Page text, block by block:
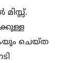
ചെയ്ത